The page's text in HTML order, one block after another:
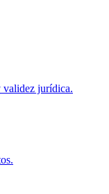
validez jurídica.